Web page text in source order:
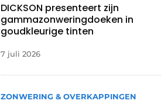
DICKSON presenteert zijn
gammazonweringdoeken in
goudkleurige tinten
7 juli 2026
ZONWERING & OVERKAPPINGEN